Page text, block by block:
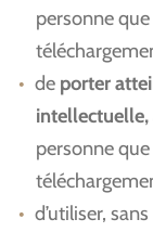
personne
de porter
intellectuelle,
personne
d’utiliser,